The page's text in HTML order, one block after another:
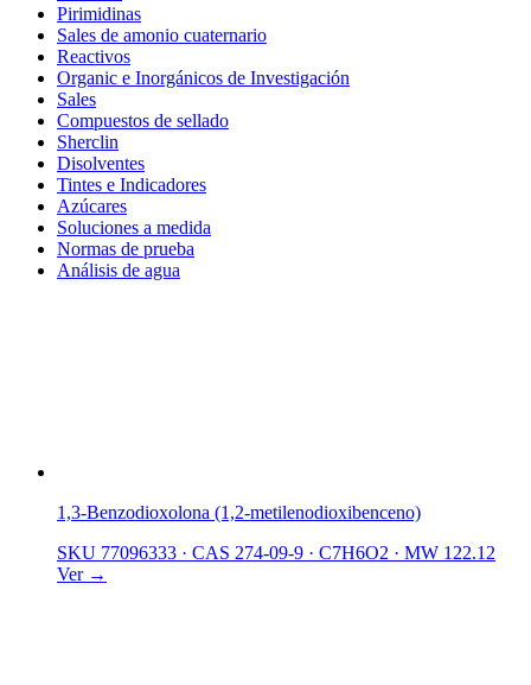
Pirimidinas
Sales de amonio cuaternario
Reactivos
Organic e Inorgánicos de Investigación
Sales
Compuestos de sellado
Sherclin
Disolventes
Tintes e Indicadores
Azúcares
Soluciones a medida
Normas de prueba
Análisis de agua
1,3-Benzodioxolona (1,2-metilenodioxibenceno)
SKU 77096333 · CAS 274-09-9 · C7H6O2 · MW 122.12
Ver →